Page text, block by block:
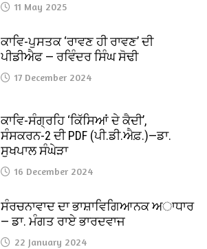
11 May 2025
ਕਾਵਿ-ਪੁਸਤਕ ‘ਰਾਵਣ ਹੀ ਰਾਵਣ’ ਦੀ
ਪੀਡੀਐਫ — ਰਵਿੰਦਰ ਸਿੰਘ ਸੋਢੀ
17 December 2024
ਕਾਵਿ-ਸੰਗ੍ਰਹਿ ‘ਕਿੱਸਿਆਂ ਦੇ ਕੈਦੀ’,
ਸੰਸਕਰਨ-2 ਦੀ PDF (ਪੀ.ਡੀ.ਐਫ਼.)—ਡਾ.
ਸੁਖਪਾਲ ਸੰਘੇੜਾ
16 December 2024
ਸੰਰਚਨਾਵਾਦ ਦਾ ਭਾਸ਼ਾਵਿਗਿਆਨਕ ਅਾਧਾਰ
— ਡਾ. ਮੰਗਤ ਰਾਏ ਭਾਰਦਵਾਜ
22 January 2024